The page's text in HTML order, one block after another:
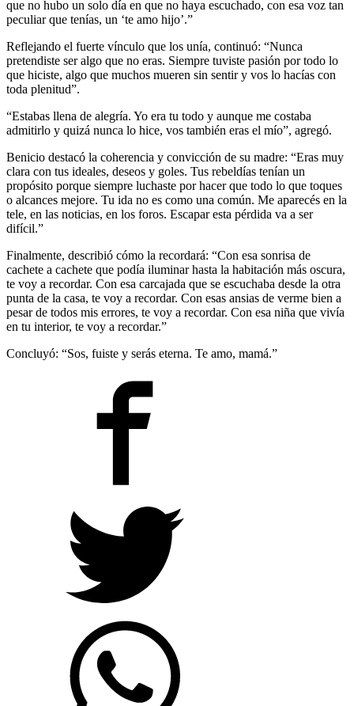
que no hubo un solo día en que no haya escuchado, con esa voz tan
peculiar que tenías, un ‘te amo hijo’.”
Reflejando el fuerte vínculo que los unía, continuó: “Nunca
pretendiste ser algo que no eras. Siempre tuviste pasión por todo lo
que hiciste, algo que muchos mueren sin sentir y vos lo hacías con
toda plenitud”.
“Estabas llena de alegría. Yo era tu todo y aunque me costaba
admitirlo y quizá nunca lo hice, vos también eras el mío”, agregó.
Benicio destacó la coherencia y convicción de su madre: “Eras muy
clara con tus ideales, deseos y goles. Tus rebeldías tenían un
propósito porque siempre luchaste por hacer que todo lo que toques
o alcances mejore. Tu ida no es como una común. Me aparecés en la
tele, en las noticias, en los foros. Escapar esta pérdida va a ser
difícil.”
Finalmente, describió cómo la recordará: “Con esa sonrisa de
cachete a cachete que podía iluminar hasta la habitación más oscura,
te voy a recordar. Con esa carcajada que se escuchaba desde la otra
punta de la casa, te voy a recordar. Con esas ansias de verme bien a
pesar de todos mis errores, te voy a recordar. Con esa niña que vivía
en tu interior, te voy a recordar.”
Concluyó: “Sos, fuiste y serás eterna. Te amo, mamá.”